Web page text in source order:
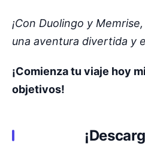
¡Con Duolingo y
una aventura divertida y
¡Comienza tu viaje hoy
objetivos!
¡